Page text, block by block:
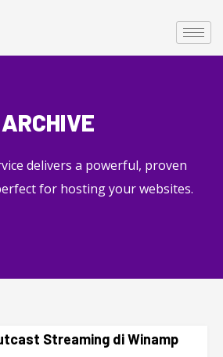
ARCHIVE
delivers a powerful, proven
for hosting your websites.
Streaming di Winamp